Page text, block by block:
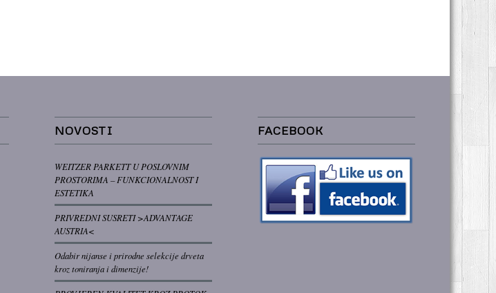
NOVOSTI
WEITZER PARKETT U POSLOVNIM
PROSTORIMA – FUNKCIONALNOST I
ESTETIKA
PRIVREDNI SUSRETI >ADVANTAGE
AUSTRIA<
Odabir nijanse i prirodne selekcije drveta
kroz toniranja i dimenzije!
FACEBOOK